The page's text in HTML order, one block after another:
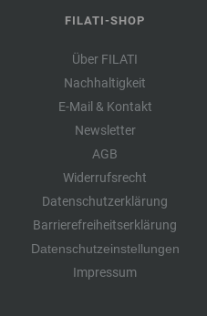
FILATI-SHOP
Über FILATI
Nachhaltigkeit
E-Mail & Kontakt
Newsletter
AGB
Widerrufsrecht
Datenschutzerklärung
Barrierefreiheitserklärung
Datenschutzeinstellungen
Impressum